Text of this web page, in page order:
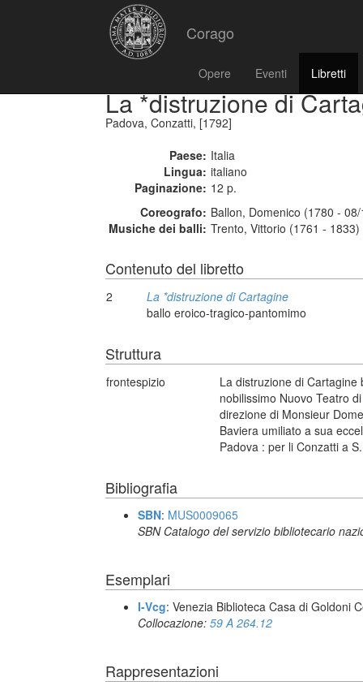
Corago
Opere Eventi Libretti
La *distruzione di
Padova, Conzatti, [1792]
Paese: Italia
Lingua: italiano
Paginazione: 12 p.
Coreografo: Ballon, Domenico (1780 -
Musiche dei balli: Trento, Vittorio (1761 - 1833)
Contenuto del libretto
2
La *distruzione di Cartagine
ballo eroico-tragico-pantomimo
Struttura
frontespizio
La distruzione di
nobilissimo Nuovo Teatro
direzione di Monsieur
Baviera umiliato a sua
Padova : per li Conzatti a
Bibliografia
SBN: MUS0009065
SBN Catalogo del servizio bibliotecario
Esemplari
I-Vcg: Venezia Biblioteca Casa di Goldoni
Collocazione: 59 A 264.12
Rappresentazioni